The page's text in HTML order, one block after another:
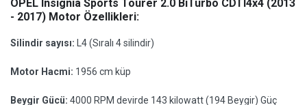
OPEL Insignia Sports Tourer 2.0 BiTurbo CDTI4x4 (2013
- 2017) Motor Özellikleri:
Silindir sayısı: L4 (Sıralı 4 silindir)
Motor Hacmi: 1956 cm küp
Beygir Gücü: 4000 RPM devirde 143 kilowatt (194 Beygir) Güç